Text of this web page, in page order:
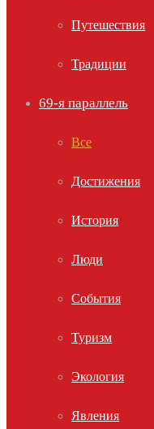
Путешествия
Традиции
69-я параллель
Все
Достижения
История
Люди
События
Туризм
Экология
Явления